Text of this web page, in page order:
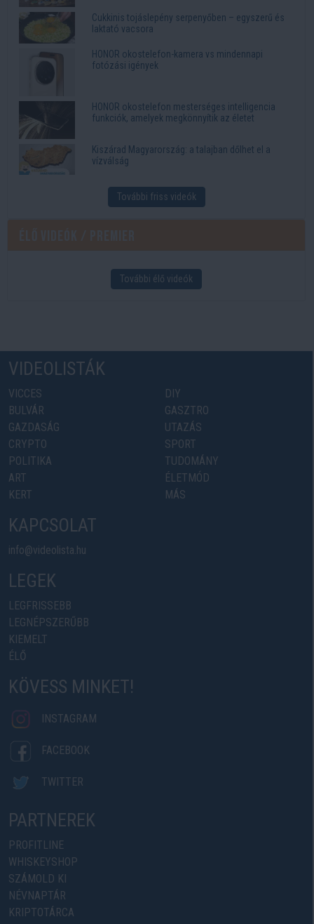
Cukkinis tojáslepény serpenyőben – egyszerű és
laktató vacsora
HONOR okostelefon-kamera vs mindennapi
fotózási igények
HONOR okostelefon mesterséges intelligencia
funkciók, amelyek megkönnyítik az életet
Kiszárad Magyarország: a talajban dőlhet el a
vízválság
További friss videók
További élő videók
VIDEOLISTÁK
VICCES
BULVÁR
GAZDASÁG
CRYPTO
POLITIKA
ART
KERT
DIY
GASZTRO
UTAZÁS
SPORT
TUDOMÁNY
ÉLETMÓD
MÁS
KAPCSOLAT
info@videolista.hu
LEGEK
LEGFRISSEBB
LEGNÉPSZERŰBB
KIEMELT
ÉLŐ
KÖVESS MINKET!
INSTAGRAM
FACEBOOK
TWITTER
PARTNEREK
PROFITLINE
WHISKEYSHOP
SZÁMOLD KI
NÉVNAPTÁR
KRIPTOTÁRCA